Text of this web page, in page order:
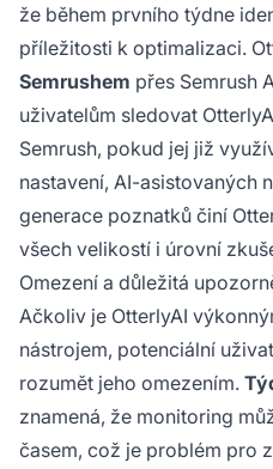
že během prvního týdne
příležitosti k optimalizaci.
Semrushem přes Semrush
uživatelům sledovat
Semrush, pokud jej již
nastavení, AI-asistovaných
generace poznatků činí
všech velikostí i úrovní
Omezení a důležitá
Ačkoliv je OtterlyAI
nástrojem, potenciální
rozumět jeho omezením.
znamená, že monitoring
časem, což je problém pro